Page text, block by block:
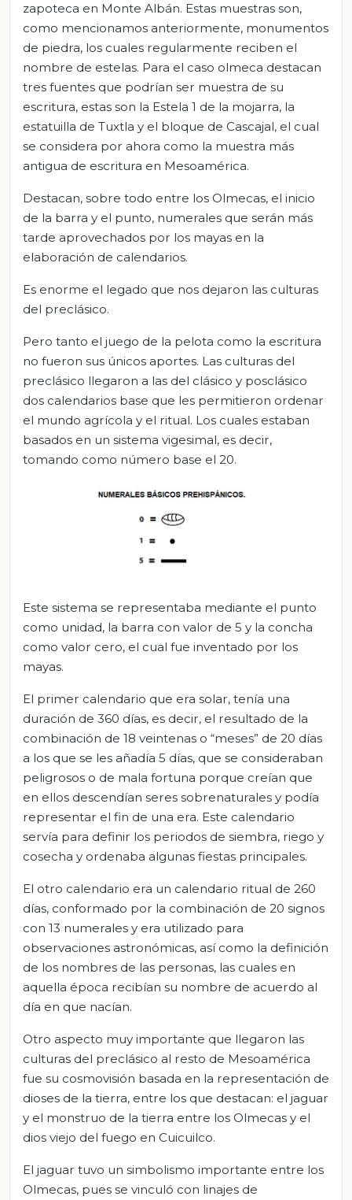
zapoteca en Monte Albán. Estas muestras son,
como mencionamos anteriormente, monumentos
de piedra, los cuales regularmente reciben el
nombre de estelas. Para el caso olmeca destacan
tres fuentes que podrían ser muestra de su
escritura, estas son la Estela 1 de la mojarra, la
estatuilla de Tuxtla y el bloque de Cascajal, el cual
se considera por ahora como la muestra más
antigua de escritura en Mesoamérica.
Destacan, sobre todo entre los Olmecas, el inicio
de la barra y el punto, numerales que serán más
tarde aprovechados por los mayas en la
elaboración de calendarios.
Es enorme el legado que nos dejaron las culturas
del preclásico.
Pero tanto el juego de la pelota como la escritura
no fueron sus únicos aportes. Las culturas del
preclásico llegaron a las del clásico y posclásico
dos calendarios base que les permitieron ordenar
el mundo agrícola y el ritual. Los cuales estaban
basados en un sistema vigesimal, es decir,
tomando como número base el 20.
Este sistema se representaba mediante el punto
como unidad, la barra con valor de 5 y la concha
como valor cero, el cual fue inventado por los
mayas.
El primer calendario que era solar, tenía una
duración de 360 días, es decir, el resultado de la
combinación de 18 veintenas o “meses” de 20 días
a los que se les añadía 5 días, que se consideraban
peligrosos o de mala fortuna porque creían que
en ellos descendían seres sobrenaturales y podía
representar el fin de una era. Este calendario
servía para definir los periodos de siembra, riego y
cosecha y ordenaba algunas fiestas principales.
El otro calendario era un calendario ritual de 260
días, conformado por la combinación de 20 signos
con 13 numerales y era utilizado para
observaciones astronómicas, así como la definición
de los nombres de las personas, las cuales en
aquella época recibían su nombre de acuerdo al
día en que nacían.
Otro aspecto muy importante que llegaron las
culturas del preclásico al resto de Mesoamérica
fue su cosmovisión basada en la representación de
dioses de la tierra, entre los que destacan: el jaguar
y el monstruo de la tierra entre los Olmecas y el
dios viejo del fuego en Cuicuilco.
El jaguar tuvo un simbolismo importante entre los
Olmecas, pues se vinculó con linajes de